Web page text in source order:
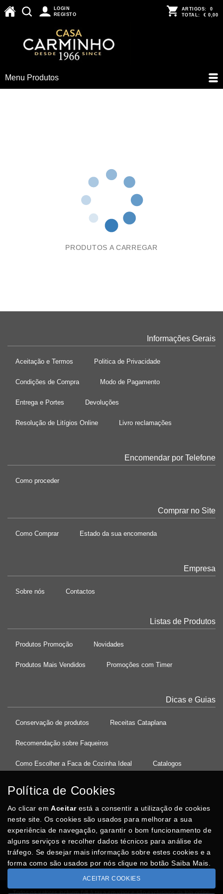
LOGIN
REGISTO
ARTIGOS: 0
TOTAL: € 0,00
Menu Produtos
PRODUTOS A CARREGAR
Informações Gerais
Aceitação e Termos Politica de Privacidade
Condições de Compra Modo de Pagamento
Entrega e Portes Devoluções
Resolução de Litígios Online Livro reclamações
Encomendar por Telefone
Como proceder
Comprar no Site
Como Comprar Estado da sua encomenda
Empresa
Sobre nós Contactos
Listas de Produtos
Produtos Promoção Novidades
Produtos Mais Vendidos Promoções com Timer
Dicas e Guias
Conservação de produtos Receitas Cataplana
Recomendação sobre Faqueiros
Como Escolher a Faca de Cozinha Ideal Catalogos
37°08'27.5"N 8°32'13.9"W
Posso Ajudar?
Todos os valores incluem IVA à taxa em vigor e são exclusivos da loja online
Política de Cookies
Ao clicar emAceitarestá a consentir a utilização de cookies
neste site. Os cookies são usados para melhorar a sua
experiência de navegação, garantir o bom funcionamento de
alguns serviços e recolher dados técnicos para análise de
tráfego. Se desejar mais informação sobre estes cookies e a
forma como são usados por nós clique no botão Saiba Mais.
ACEITAR COOKIES